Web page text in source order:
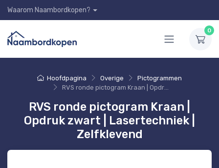
Waarom Naambordkopen?
0
Hoofdpagina Overige
Pictogrammen
RVS ronde pictogram Kraan | Opdruk zwart | Lasertechniek | Zelfklevend
RVS ronde pictogram Kraan |
Opdruk zwart | Lasertechniek |
Zelfklevend